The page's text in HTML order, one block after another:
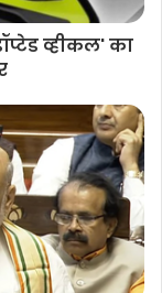
करते हुए
हुए हैं।
उन्होंने कहा, “यह
है। उनकी अनुकूलन
अलग बनाती है।”
व्हीकल' का